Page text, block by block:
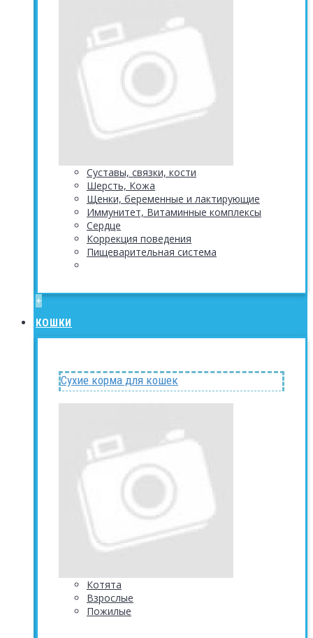
Суставы, связки, кости
Шерсть, Кожа
Щенки, беременные и лактирующие
Иммунитет, Витаминные комплексы
Сердце
Коррекция поведения
Пищеварительная система
+
КОШКИ
Сухие корма для кошек
Котята
Взрослые
Пожилые